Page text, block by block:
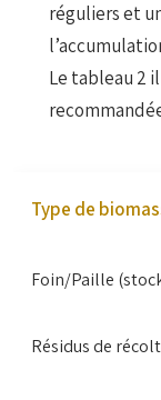
réguliers et
Le tableau 2
Type de
Foin/Paille
Résidus de